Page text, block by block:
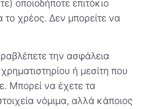
οποιοδήποτε επιτόκιο
το χρέος. Δεν μπορείτε να
την ασφάλεια
ή μεσίτη που
Μπορεί να έχετε τα
νόμιμα, αλλά κάποιος